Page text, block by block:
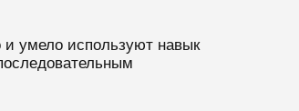
умело используют навык